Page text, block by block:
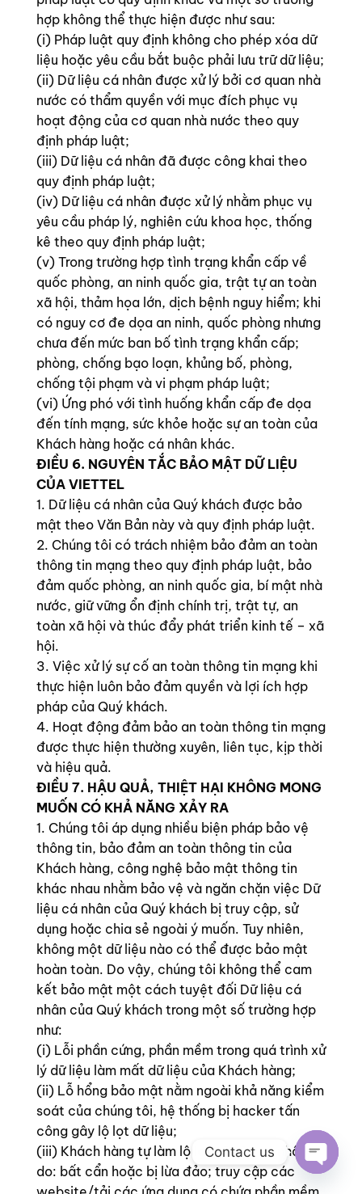
hợp không thể thực hiện được như sau:
(i) Pháp luật quy định không cho phép xóa dữ
liệu hoặc yêu cầu bắt buộc phải lưu trữ dữ liệu;
(ii) Dữ liệu cá nhân được xử lý bởi cơ quan nhà
nước có thẩm quyền với mục đích phục vụ
hoạt động của cơ quan nhà nước theo quy
định pháp luật;
(iii) Dữ liệu cá nhân đã được công khai theo
quy định pháp luật;
(iv) Dữ liệu cá nhân được xử lý nhằm phục vụ
yêu cầu pháp lý, nghiên cứu khoa học, thống
kê theo quy định pháp luật;
(v) Trong trường hợp tình trạng khẩn cấp về
quốc phòng, an ninh quốc gia, trật tự an toàn
xã hội, thảm họa lớn, dịch bệnh nguy hiểm; khi
có nguy cơ đe dọa an ninh, quốc phòng nhưng
chưa đến mức ban bố tình trạng khẩn cấp;
phòng, chống bạo loạn, khủng bố, phòng,
chống tội phạm và vi phạm pháp luật;
(vi) Ứng phó với tình huống khẩn cấp đe dọa
đến tính mạng, sức khỏe hoặc sự an toàn của
Khách hàng hoặc cá nhân khác.
ĐIỀU 6. NGUYÊN TẮC BẢO MẬT DỮ LIỆU
CỦA VIETTEL
1. Dữ liệu cá nhân của Quý khách được bảo
mật theo Văn Bản này và quy định pháp luật.
2. Chúng tôi có trách nhiệm bảo đảm an toàn
thông tin mạng theo quy định pháp luật, bảo
đảm quốc phòng, an ninh quốc gia, bí mật nhà
nước, giữ vững ổn định chính trị, trật tự, an
toàn xã hội và thúc đẩy phát triển kinh tế – xã
hội.
3. Việc xử lý sự cố an toàn thông tin mạng khi
thực hiện luôn bảo đảm quyền và lợi ích hợp
pháp của Quý khách.
4. Hoạt động đảm bảo an toàn thông tin mạng
được thực hiện thường xuyên, liên tục, kịp thời
và hiệu quả.
ĐIỀU 7. HẬU QUẢ, THIỆT HẠI KHÔNG MONG
MUỐN CÓ KHẢ NĂNG XẢY RA
1. Chúng tôi áp dụng nhiều biện pháp bảo vệ
thông tin, bảo đảm an toàn thông tin của
Khách hàng, công nghệ bảo mật thông tin
khác nhau nhằm bảo vệ và ngăn chặn việc Dữ
liệu cá nhân của Quý khách bị truy cập, sử
dụng hoặc chia sẻ ngoài ý muốn. Tuy nhiên,
không một dữ liệu nào có thể được bảo mật
hoàn toàn. Do vậy, chúng tôi không thể cam
kết bảo mật một cách tuyệt đối Dữ liệu cá
nhân của Quý khách trong một số trường hợp
như:
(i) Lỗi phần cứng, phần mềm trong quá trình xử
lý dữ liệu làm mất dữ liệu của Khách hàng;
(ii) Lỗ hổng bảo mật nằm ngoài khả năng kiểm
soát của chúng tôi, hệ thống bị hacker tấn
công gây lộ lọt dữ liệu;
(iii) Khách hàng tự làm lộ lọt dữ liệu cá nhân
do: bất cẩn hoặc bị lừa đảo; truy cập các
Contact us
OPEN